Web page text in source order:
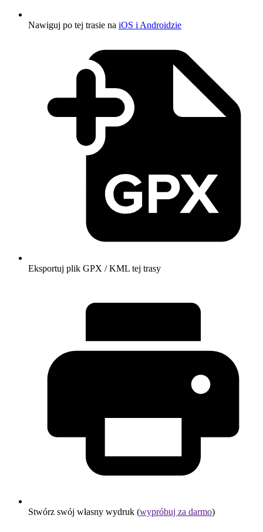
Nawiguj po tej trasie na iOS i Androidzie
Eksportuj plik GPX / KML tej trasy
Stwórz swój własny wydruk (wypróbuj za darmo)